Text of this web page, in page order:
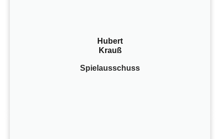
Hubert
Krauß
Spielausschuss